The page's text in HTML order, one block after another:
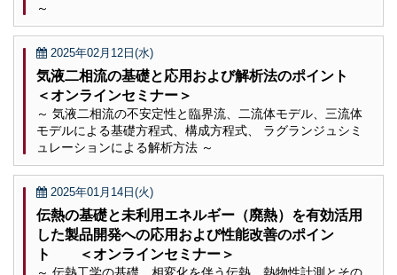
～
2025年02月12日(水)
気液二相流の基礎と応用および解析法のポイント
＜オンラインセミナー＞
～ 気液二相流の不安定性と臨界流、二流体モデル、三流体
モデルによる基礎方程式、構成方程式、 ラグランジュシミ
ュレーションによる解析方法 ～
2025年01月14日(火)
伝熱の基礎と未利用エネルギー（廃熱）を有効活用
した製品開発への応用および性能改善のポイン
ト ＜オンラインセミナー＞